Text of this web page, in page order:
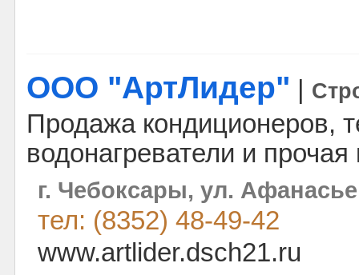
ООО "АртЛидер"
Продажа кондиционеров,
водонагреватели и прочая
г. Чебоксары, ул.
тел: (8352) 48-49-42
www.artlider.dsch21.ru